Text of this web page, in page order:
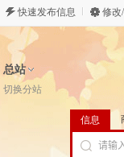
快速发布信息 修改
总站
切换分站
信息